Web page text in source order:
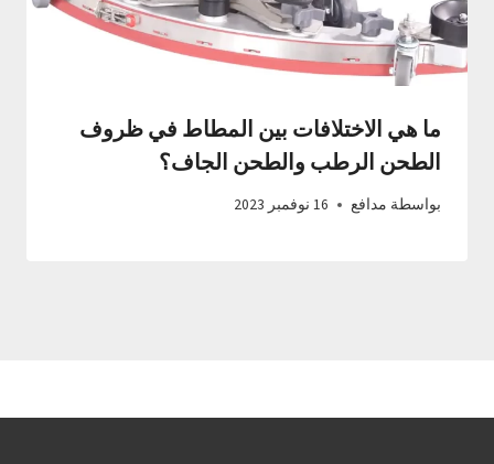
ما هي الاختلافات بين المطاط في ظروف
الطحن الرطب والطحن الجاف؟
بواسطة مدافع 16 نوفمبر 2023